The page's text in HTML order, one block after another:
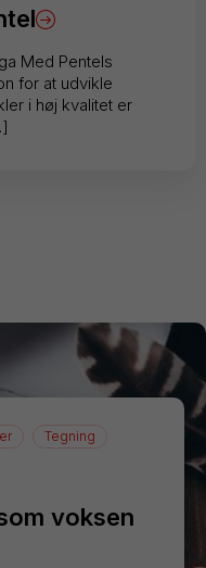
Med Pentels
for at udvikle
i høj kvalitet er
Tegning
voksen